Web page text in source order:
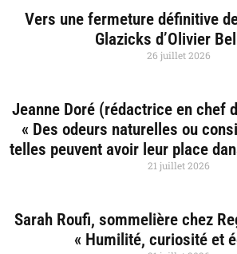
Vers une fermeture définitive
Glazicks d’Olivier
26 juillet 2026
Jeanne Doré (rédactrice en chef
« Des odeurs naturelles ou
telles peuvent avoir leur place
21 juillet 2026
Sarah Roufi, sommelière chez
« Humilité, curiosité et